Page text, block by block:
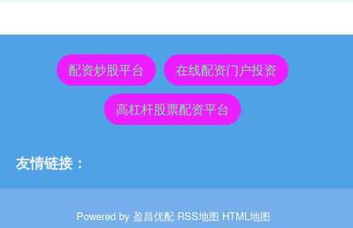
配资炒股平台 在线配资门户投资
高杠杆股票配资平台
友情链接：
Powered by 盈昌优配 RSS地图 HTML地图